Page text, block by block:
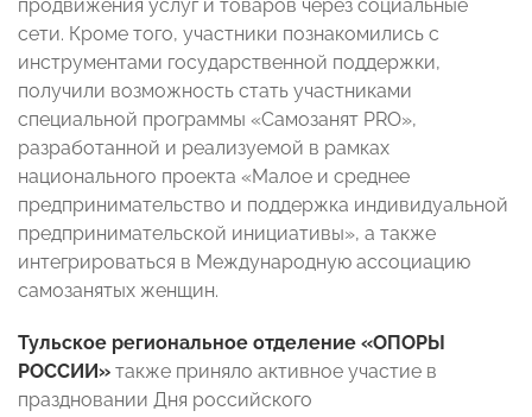
продвижения услуг и товаров через социальные
сети. Кроме того, участники познакомились с
инструментами государственной поддержки,
получили возможность стать участниками
специальной программы «Самозанят PRO»,
разработанной и реализуемой в рамках
национального проекта «Малое и среднее
предпринимательство и поддержка индивидуальной
предпринимательской инициативы», а также
интегрироваться в Международную ассоциацию
самозанятых женщин.
Тульское региональное отделение «ОПОРЫ
РОССИИ» также приняло активное участие в
праздновании Дня российского